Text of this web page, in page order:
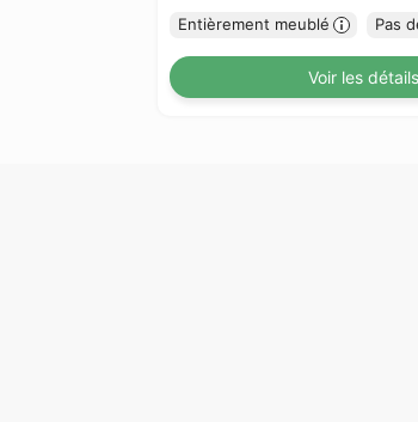
Entièrement meublé Pas
Voir les détails